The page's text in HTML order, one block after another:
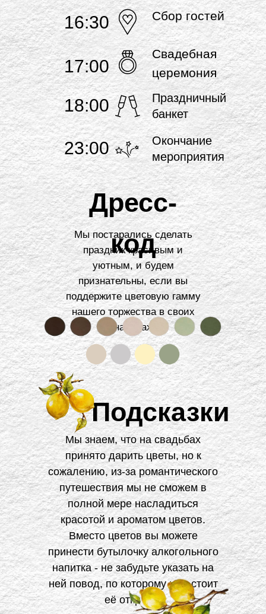
16:30
17:00
18:00
23:00
Сбор гостей
Свадебная
церемония
Окончание
мероприятия
Праздничный
банкет
Дресс-
код
Мы постарались сделать
праздник красивым и
уютным, и будем
признательны, если вы
поддержите цветовую гамму
нашего торжества в своих
нарядах
Подсказки
Мы знаем, что на свадьбах
принято дарить цветы, но к
сожалению, из-за романтического
путешествия мы не сможем в
полной мере насладиться
красотой и ароматом цветов.
Вместо цветов вы можете
принести бутылочку алкогольного
напитка - не забудьте указать на
ней повод, по которому нам стоит
её открыть!